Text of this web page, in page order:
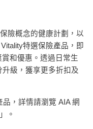
險概念的健康計劃，以
特選保險產品，即
和優惠。透過日常生
級，獲享更多折扣及
，詳情請瀏覽 AIA 網
。